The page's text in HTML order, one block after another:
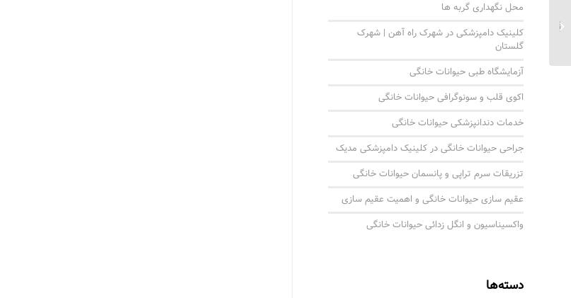
محل نگهداری گربه ها
کلینیک دامپزشکی در شهرک راه آهن | شهرک
گلستان
آزمایشگاه طبی حیوانات خانگی
اکوی قلب و سونوگرافی حیوانات خانگی
خدمات دندانپزشکی حیوانات خانگی
جراحی حیوانات خانگی در کلینیک دامپزشکی مدیک
تزریقات سرم تراپی و پانسمان حیوانات خانگی
عقیم سازی حیوانات خانگی و اهمیت عقیم سازی
واکسیناسیون و انگل زدائی حیوانات خانگی
دسته‌ها
گربه‭ ‬پرشین‭(‬Persian‭ ‬Cat‭)‬